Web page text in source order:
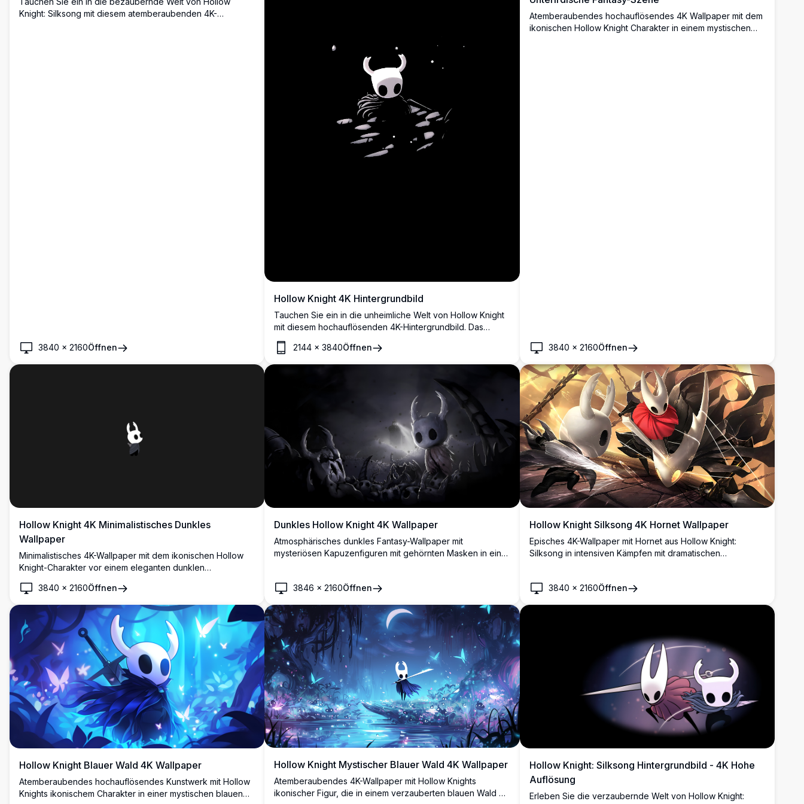
Knight: Silksong mit diesem atemberaubenden 4K-
3840 × 2160Öffnen
Hollow Knight 4K Hintergrundbild
Tauchen Sie ein in die unheimliche Welt von Hollow Knight
mit diesem hochauflösenden 4K-Hintergrundbild. Das
ikonische Charakter zeigt sich in einer dunklen,
atmosphärischen Kulisse und fängt die unheimliche
Schönheit und das Geheimnis des Spiels ein. Perfekt für
2144 ×3840Öffnen
Atemberaubendes hochauflösendes 4K Wallpaper mit dem
ikonischen Hollow Knight Charakter in einem mystischen
3840 × 2160Öffnen
Hollow Knight 4K Minimalistisches Dunkles
Wallpaper
Minimalistisches 4K-Wallpaper mit dem ikonischen Hollow
Knight-Charakter vor einem eleganten dunklen
beliebten Indie-Spiels, bietet saubere ästhetische
Anziehungskraft für Desktop- und Mobile-Displays.
3840 × 2160Öffnen
Dunkles Hollow Knight 4K Wallpaper
Atmosphärisches dunkles Fantasy-Wallpaper mit
mysteriösen Kapuzenfiguren mit gehörnten Masken in einer
Ästhetik, perfekt um eine immersive, jenseitige Atmosphäre
3846 ×2160Öffnen
Hollow Knight Silksong 4K Hornet Wallpaper
Episches 4K-Wallpaper mit Hornet aus Hollow Knight:
Silksong in intensiven Kämpfen mit dramatischen
goldenen atmosphärischen Hintergründen zeigt, perfekt
3840 × 2160Öffnen
Hollow Knight Blauer Wald 4K Wallpaper
Atemberaubendes hochauflösendes Kunstwerk mit Hollow
Knights ikonischem Charakter in einer mystischen blauen
Hollow Knight Mystischer Blauer Wald 4K Wallpaper
Atemberaubendes 4K-Wallpaper mit Hollow Knights
ikonischer Figur, die in einem verzauberten blauen Wald mit
Hollow Knight: Silksong Hintergrundbild - 4K Hohe
Auflösung
Erleben Sie die verzaubernde Welt von Hollow Knight: